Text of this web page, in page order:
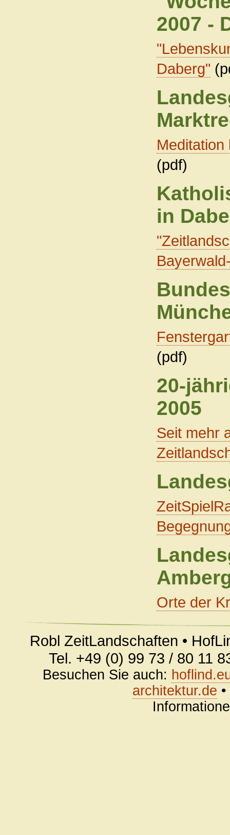
2007 -
Daberg"
(pdf)
in
(pdf)
20-
2005
Seit mehr
Orte der
Robl ZeitLandschaften •
Tel. +49 (0) 99 73 / 80 11
Besuchen Sie auch:
architektur.de •